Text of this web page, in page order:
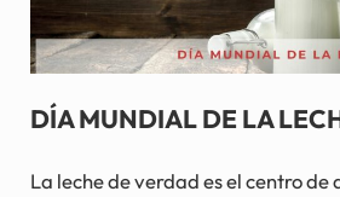
DÍA MUNDIAL DE LA
La leche de verdad es el centro de